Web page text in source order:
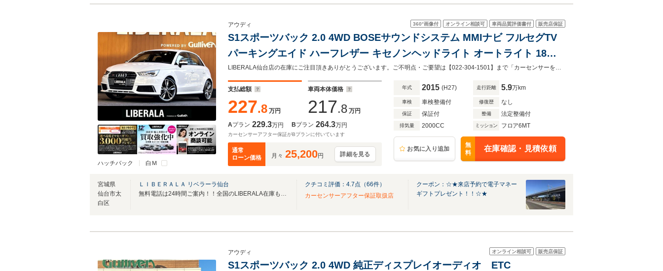
ハッチバック 白Ｍ
360°画像付 オンライン相談可 車両品質評価書付 販売店保証
アウディ
S1スポーツバック 2.0 4WD BOSEサウンドシステム MMIナビ フルセグTV
パーキングエイド ハーフレザー キセノンヘッドライト オートライト 18イ
ンチAW アドバンストキー Audiドライブセレクト ステアリングスイッチ ア
イドリングストップ ETC
LIBERALA仙台店の在庫にご注目頂きありがとうございます。ご不明点・ご要望は【022-304-1501】まで「カーセンサーを見て電話しました」とご連絡ください。
支払総額
227.8 万円
車両本体価格
217.8 万円
Aプラン 229.3万円 Bプラン 264.3万円
カーセンサーアフター保証がBプランに付いています
通常
ローン価格
月々 25,200円 詳細を見る
年式 2015 (H27) 走行距離 5.9万km
車検 車検整備付 修復歴 なし
保証 保証付 整備 法定整備付
排気量 2000CC ミッション フロア6MT
お気に入り追加
無
料
在庫確認・見積依頼
宮城県
仙台市太
白区
ＬＩＢＥＲＡＬＡ リベラーラ仙台
無料電話は24時間ご案内！！全国のLIBERALA在庫も見たい方は一括照会が可能です！
クチコミ評価： 4.7点（66件）
カーセンサーアフター保証取扱店
クーポン：☆★来店予約で電子マネー
ギフトプレゼント！！☆★
オンライン相談可 販売店保証
アウディ
S1スポーツバック 2.0 4WD 純正ディスプレイオーディオ ETC